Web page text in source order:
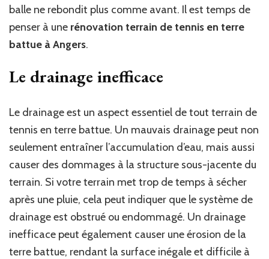
balle ne rebondit plus comme avant. Il est temps de
penser à une rénovation terrain de tennis en terre
battue à Angers.
Le drainage inefficace
Le drainage est un aspect essentiel de tout terrain de
tennis en terre battue. Un mauvais drainage peut non
seulement entraîner l’accumulation d’eau, mais aussi
causer des dommages à la structure sous-jacente du
terrain. Si votre terrain met trop de temps à sécher
après une pluie, cela peut indiquer que le système de
drainage est obstrué ou endommagé. Un drainage
inefficace peut également causer une érosion de la
terre battue, rendant la surface inégale et difficile à